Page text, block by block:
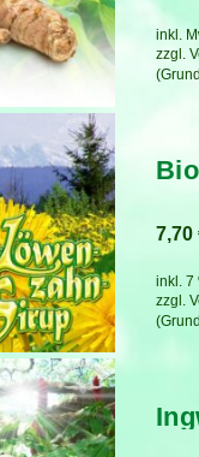
inkl.
zzgl.
7,70
inkl. 7
zzgl.